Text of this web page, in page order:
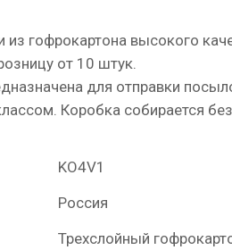
гофрокартона высокого
от 10 штук.
для отправки
Коробка собирается
KO4V1
Россия
Трехслойный